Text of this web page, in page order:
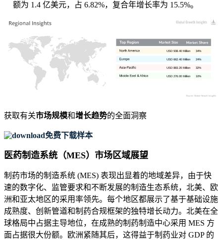
额为 1.4 亿美元，占 6.82%，复合年增长率为 15.5%。
10%
USD 276.00 Million
32%
USD 883.20 Million
24%
USD 662.40 Million
34%
USD 938.40 Million
获取有关市场规模和增长趋势的全面洞察
免费下载样本
医药制造系统（MES）市场区域展望
制药市场的制造系统 (MES) 表现出显着的地域差异，由于快
速的数字化、监管要求和不断发展的制造生态系统，北美、欧
洲和亚太地区的采用率领先。每个地区都展示了基于基础设施
成熟度、创新管道和制药合规框架的独特增长动力。北美在全
球格局中占据主导地位，在成熟的制药制造中心采用 MES 方
面占据很大份额。欧洲紧随其后，这得益于制药业对 GDP 的